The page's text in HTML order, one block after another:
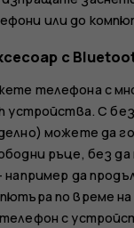
или до
с
телефона с
устройства. С
можете да
ръце, без да
например да
по време на
с